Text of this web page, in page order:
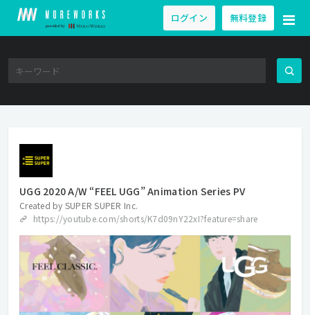
ログイン 無料登録
UGG 2020 A/W “FEEL UGG” Animation Series PV
Created by SUPER SUPER Inc.
https://youtube.com/shorts/K7d09nY22xI?feature=share